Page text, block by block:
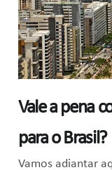
Vale a pena
para o Brasil?
Vamos adiantar